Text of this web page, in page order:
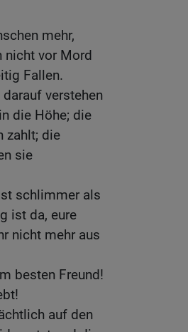
mehr,
nicht vor Mord
Fallen.
verstehen
die Höhe; die
zahlt; die
sie
schlimmer als
ist da, eure
nicht mehr aus
besten Freund!
auf den